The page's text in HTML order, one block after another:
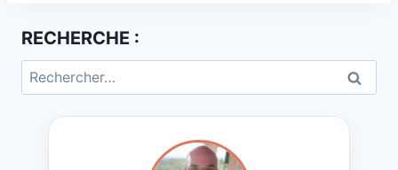
RECHERCHE :
Rechercher :